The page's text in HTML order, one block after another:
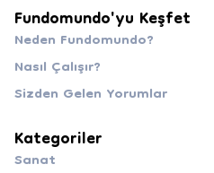
Fundomundo'yu Keşfet
Neden Fundomundo?
Nasıl Çalışır?
Sizden Gelen Yorumlar
Kategoriler
Sanat